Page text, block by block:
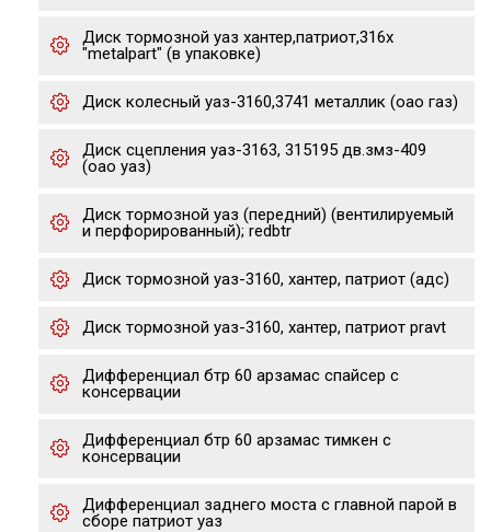
Диск тормозной уаз хантер,патриот,316x
"metalpart" (в упаковке)
Диск колесный уаз-3160,3741 металлик (оао газ)
Диск сцепления уаз-3163, 315195 дв.змз-409
(оао уаз)
Диск тормозной уаз (передний) (вентилируемый
и перфорированный); redbtr
Диск тормозной уаз-3160, хантер, патриот (адс)
Диск тормозной уаз-3160, хантер, патриот pravt
Дифференциал бтр 60 арзамас спайсер с
консервации
Дифференциал бтр 60 арзамас тимкен с
консервации
Дифференциал заднего моста с главной парой в
сборе патриот уаз